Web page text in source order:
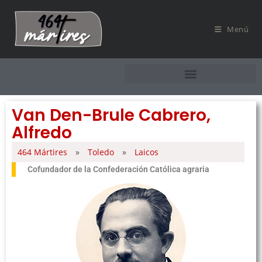
Menú
Van Den-Brule Cabrero,
Alfredo
464 Mártires » Toledo » Laicos
Cofundador de la Confederación Católica agraria